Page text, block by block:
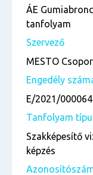
ÁE
tanfolyam
Szervező
MESTO
Engedély
E/2021/000064
Tanfolyam
Szakképesítő
képzés